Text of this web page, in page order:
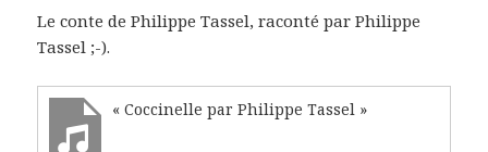
Le conte de Philippe Tassel, raconté par Philippe
Tassel ;-).
« Coccinelle par Philippe Tassel »